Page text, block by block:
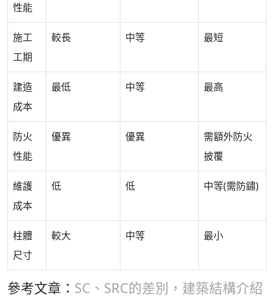
性能
施工
工期
較長 中等 最短
建造
成本
最低 中等 最高
防火
性能
優異 優異
需額外防火
披覆
維護
成本
低 低 中等(需防鏽)
柱體
尺寸
較大 中等 最小
參考文章： SC、SRC的差別，建築結構介紹